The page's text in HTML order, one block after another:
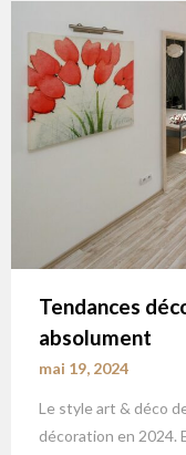
Tendances
absolument
mai 19, 2024
Le style art & déco
décoration en 2024.